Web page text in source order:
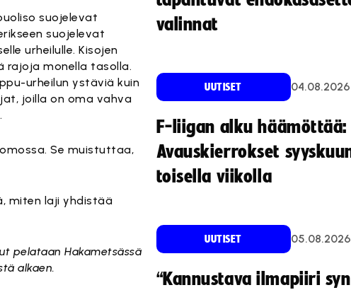
suojelevat
suojelevat
urheilulle. Kisojen
rajoja monella tasolla.
urheilun ystäviä kuin
joilla on oma vahva
Se muistuttaa,
miten laji yhdistää
pelataan Hakametsässä
alkaen.
valinnat
UUTISET 04.08.2026
F-liigan alku häämöttää:
Avauskierrokset
toisella viikolla
UUTISET 05.08.2026
“Kannustava ilmapiiri